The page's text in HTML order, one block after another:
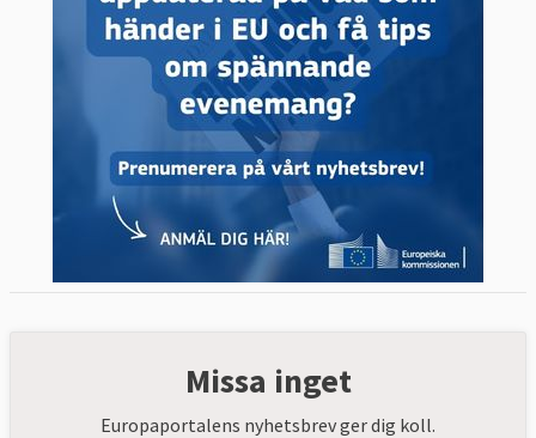
Missa inget
Europaportalens nyhetsbrev ger dig koll.